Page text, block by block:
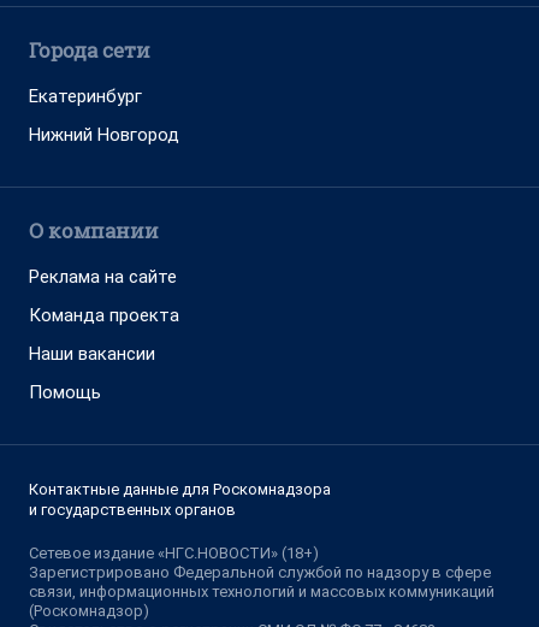
Города сети
Екатеринбург
Нижний Новгород
О компании
Реклама на сайте
Команда проекта
Наши вакансии
Помощь
Контактные данные для Роскомнадзора
и государственных органов
Сетевое издание «НГС.НОВОСТИ» (18+)
Зарегистрировано Федеральной службой по надзору в сфере
связи, информационных технологий и массовых коммуникаций
(Роскомнадзор)